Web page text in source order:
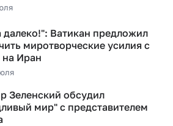
Ватикан предложил
миротворческие усилия с
Иран
Зеленский обсудил
мир" с представителем